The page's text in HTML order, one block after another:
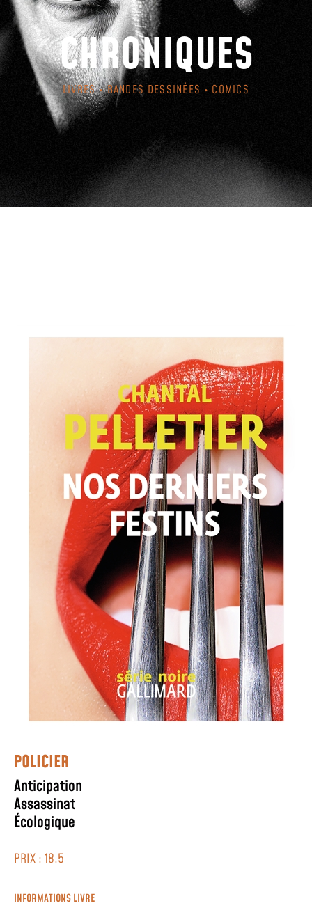
CHRONIQUES
LIVRES • BANDES DESSINÉES • COMICS
POLICIER
Anticipation
Assassinat
Écologique
PRIX : 18.5
INFORMATIONS LIVRE